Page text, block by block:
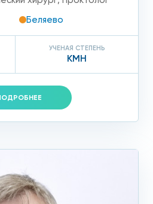
Беляево
УЧЕНАЯ СТЕПЕНЬ
КМН